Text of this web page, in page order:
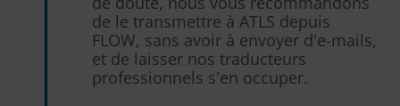
de le transmettre à ATLS depuis
FLOW, sans avoir à envoyer d'e-mails,
et de laisser nos traducteurs
professionnels s'en occuper.